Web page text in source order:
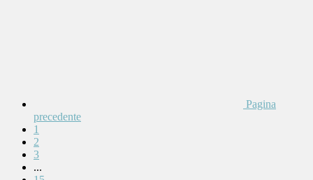
Pagina
precedente
1
2
3
...